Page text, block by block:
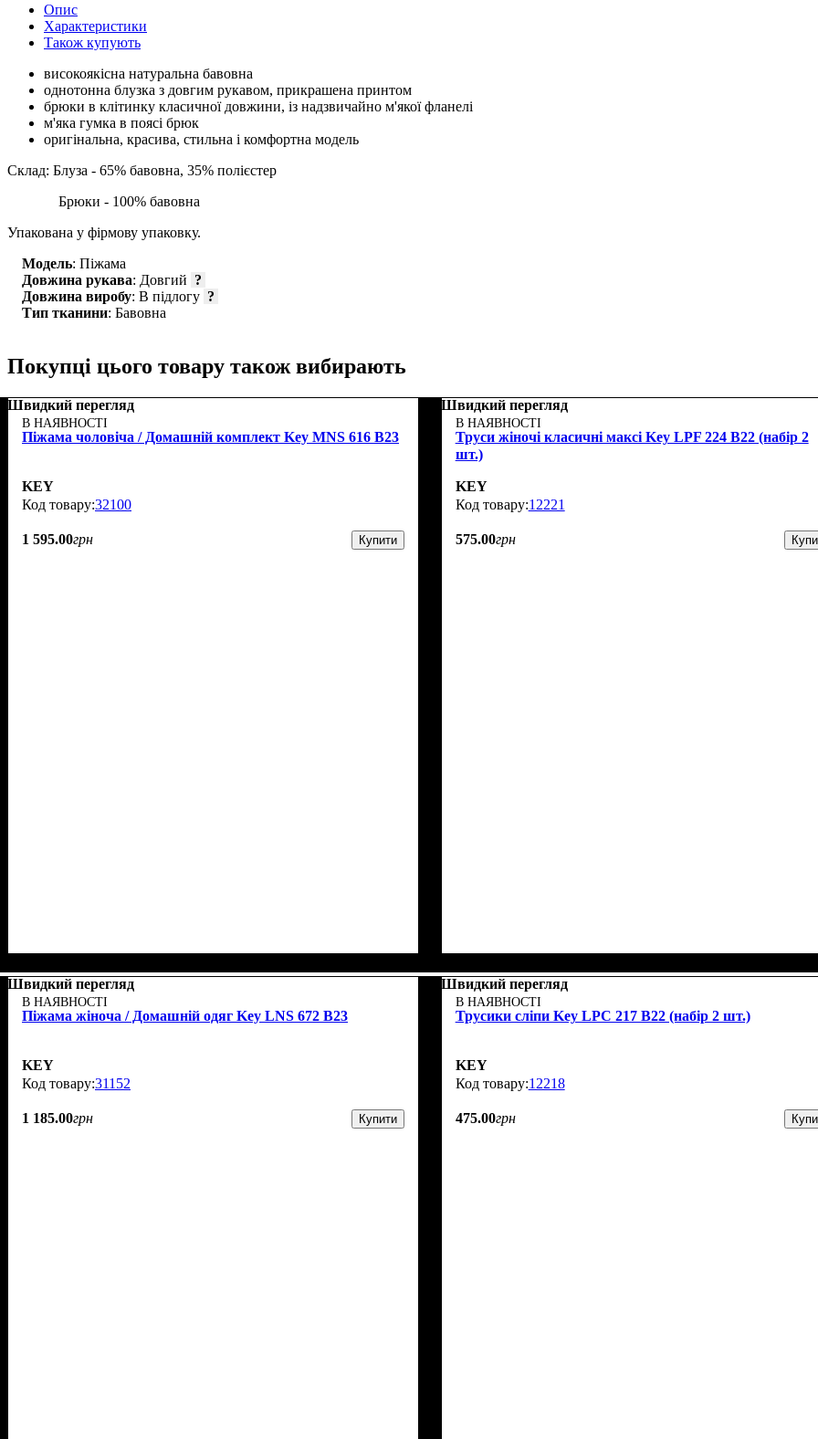
Опис
Характеристики
Також купують
високоякісна натуральна бавовна
однотонна блузка з довгим рукавом, прикрашена принтом
брюки в клітинку класичної довжини, із надзвичайно м'якої фланелі
м'яка гумка в поясі брюк
оригінальна, красива, стильна і комфортна модель
Склад: Блуза - 65% бавовна, 35% полієстер
Брюки - 100% бавовна
Упакована у фірмову упаковку.
Модель: Піжама
Довжина рукава: Довгий ?
Довжина виробу: В підлогу ?
Тип тканини: Бавовна
Покупці цього товару також вибирають
Швидкий перегляд
В НАЯВНОСТІ
Піжама чоловіча / Домашній комплект Key MNS 616 B23
KEY
32100
1 595.00грн Купити
Швидкий перегляд
В НАЯВНОСТІ
Труси жіночі класичні максі Key LPF 224 B22 (набір 2
шт.)
KEY
12221
575.00грн
Швидкий перегляд
В НАЯВНОСТІ
Піжама жіноча / Домашній одяг Key LNS 672 B23
KEY
31152
1 185.00грн Купити
Швидкий перегляд
В НАЯВНОСТІ
Трусики сліпи Key LPC 217 B22 (набір 2 шт.)
KEY
12218
475.00грн